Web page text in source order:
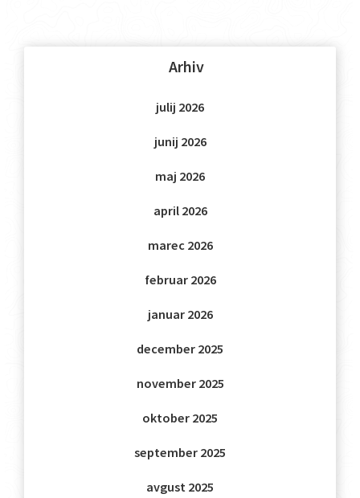
Arhiv
julij 2026
junij 2026
maj 2026
april 2026
marec 2026
februar 2026
januar 2026
december 2025
november 2025
oktober 2025
september 2025
avgust 2025